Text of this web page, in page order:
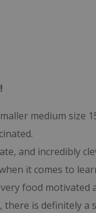
medium size
and incredibly
it comes to
food motivated
is definitely a